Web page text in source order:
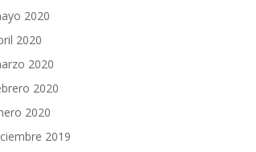
2020
2020
2020
2020
2020
2019